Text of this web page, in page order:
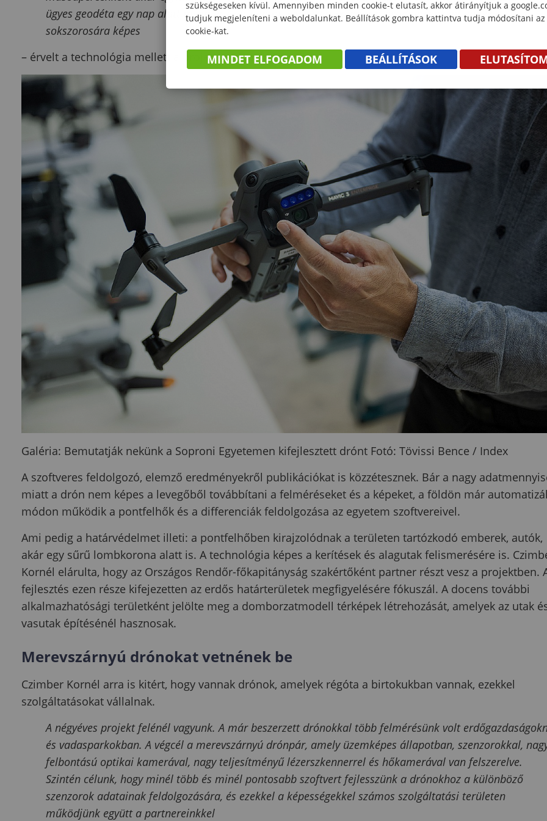
ügyes geodéta egy nap alatt megmér ezer pontot, egy lézerszkenner másodpercenként ennek a
sokszorosára képes
– érvelt a technológia mellett a projekt szakmai vezetője.
Galéria: Bemutatják nekünk a Soproni Egyetemen kifejlesztett drónt Fotó: Tövissi Bence / Index
A szoftveres feldolgozó, elemző eredményekről publikációkat is közzétesznek. Bár a nagy
miatt a drón nem képes a levegőből továbbítani a felméréseket és a képeket, a földön már
módon működik a pontfelhők és a differenciák feldolgozása az egyetem szoftvereivel.
Ami pedig a határvédelmet illeti: a pontfelhőben kirajzolódnak a területen tartózkodó emberek, autók,
akár egy sűrű lombkorona alatt is. A technológia képes a kerítések és alagutak felismerésére is.
Kornél elárulta, hogy az Országos Rendőr-főkapitányság szakértőként partner részt vesz a projektben.
fejlesztés ezen része kifejezetten az erdős határterületek megfigyelésére fókuszál. A docens további
alkalmazhatósági területként jelölte meg a domborzatmodell térképek létrehozását, amelyek az utak
vasutak építésénél hasznosak.
Merevszárnyú drónokat vetnének be
Czimber Kornél arra is kitért, hogy vannak drónok, amelyek régóta a birtokukban vannak, ezekkel
szolgáltatásokat vállalnak.
A négyéves projekt felénél vagyunk. A már beszerzett drónokkal több felmérésünk volt
és vadasparkokban. A végcél a merevszárnyú drónpár, amely üzemképes állapotban, szenzorokkal,
felbontású optikai kamerával, nagy teljesítményű lézerszkennerrel és hőkamerával van felszerelve.
Szintén célunk, hogy minél több és minél pontosabb szoftvert fejlesszünk a drónokhoz a különböző
szenzorok adatainak feldolgozására, és ezekkel a képességekkel számos szolgáltatási területen
működjünk együtt a partnereinkkel
szükségeseken kívül. Amennyiben minden cookie-t elutasít, akkor átirányítjuk a
tudjuk megjeleníteni a weboldalunkat. Beállítások gombra kattintva tudja módosítani
cookie-kat.
MINDET ELFOGADOM BEÁLLÍTÁSOK